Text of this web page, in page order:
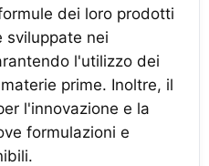
dei loro prodotti
sviluppate nei
l'utilizzo dei
prime. Inoltre, il
l'innovazione e la
formulazioni e